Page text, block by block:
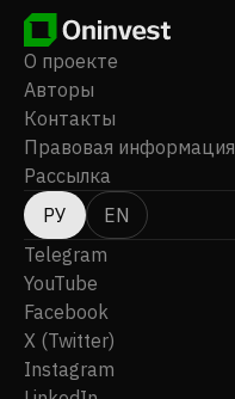
О проекте
Авторы
Контакты
Правовая информация
Рассылка
РУ
EN
Telegram
YouTube
Facebook
X (Twitter)
Instagram